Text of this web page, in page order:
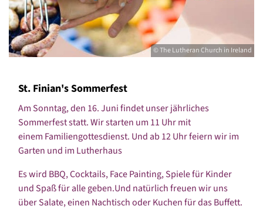
© The Lutheran Church in Ireland
St. Finian's Sommerfest
Am Sonntag, den 16. Juni findet unser jährliches
Sommerfest statt. Wir starten um 11 Uhr mit
einem Familiengottesdienst. Und ab 12 Uhr feiern wir im
Garten und im Lutherhaus
Es wird BBQ, Cocktails, Face Painting, Spiele für Kinder
und Spaß für alle geben.Und natürlich freuen wir uns
über Salate, einen Nachtisch oder Kuchen für das Buffett.